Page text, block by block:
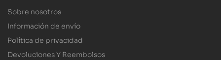
Sobre nosotros
Información de envío
Política de privacidad
Devoluciones Y Reembolsos